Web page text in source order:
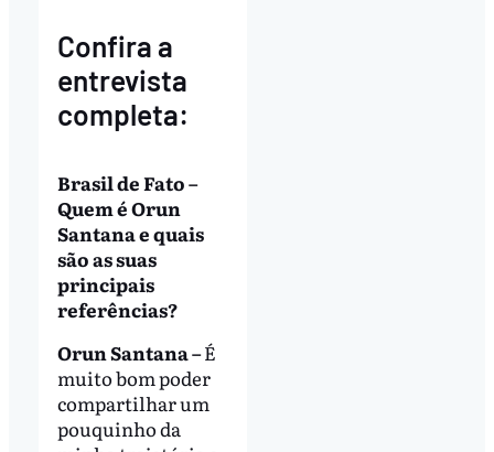
Confira a
entrevista
completa:
Brasil de Fato –
Quem é Orun
Santana e quais
são as suas
principais
referências?
Orun Santana –É
muito bom poder
compartilhar um
pouquinho da